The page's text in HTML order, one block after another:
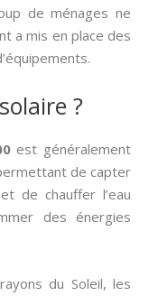
de ménages ne
a mis en place des
?
est généralement
de capter
de chauffer l’eau
des énergies
du Soleil, les